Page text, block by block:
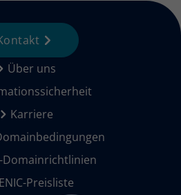
Über uns
Karriere
Domainrichtlinien
Preisliste